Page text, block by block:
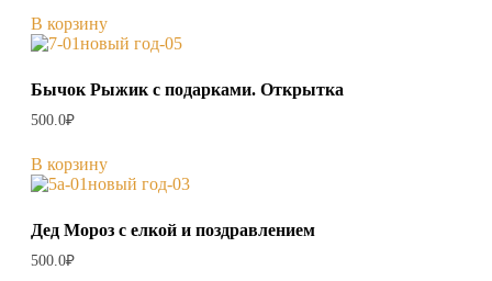
В корзину
Бычок Рыжик с подарками. Открытка
500.0₽
В корзину
Дед Мороз с елкой и поздравлением
500.0₽